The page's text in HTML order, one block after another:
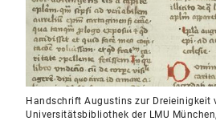
Handschrift Augustins zur Dreieinigkeit
Universitätsbibliothek der LMU